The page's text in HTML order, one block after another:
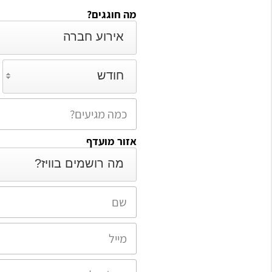
מה חוגגים?
אירוע חברה
חודש
אזור מועדף
מה רושמים בוויז?